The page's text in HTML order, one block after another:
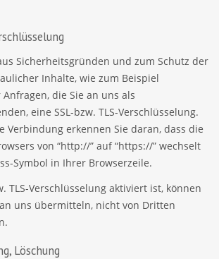
Sicherheitsgründen und zum Schutz der
Inhalte, wie zum Beispiel
die Sie an uns als
eine SSL-bzw. TLS-Verschlüsselung.
Verbindung erkennen Sie daran, dass die
von “http://” auf “https://” wechselt
Symbol in Ihrer Browserzeile.
TLS-Verschlüsselung aktiviert ist, können
uns übermitteln, nicht von Dritten
Löschung